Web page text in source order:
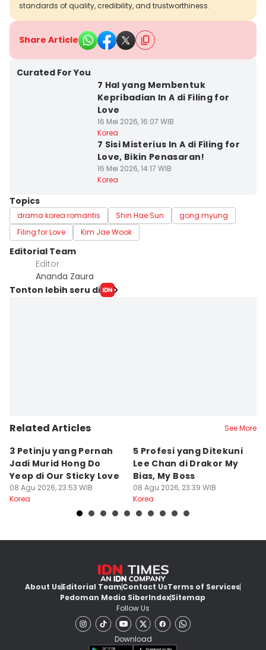
standards of quality, credibility, and trustworthiness.
Share Article
Curated For You
7 Hal yang Membentuk
Kepribadian In A di Filing for
Love
16 Mei 2026, 16:07 WIB
Korea
7 Sisi Misterius In A di Filing for
Love, Bikin Penasaran!
16 Mei 2026, 14:17 WIB
Korea
Topics
drama korea romantis Shin Hae Sun
gong myung
Filing for Love
Kim Jae Wook
Editorial Team
Editor
Ananda Zaura
Tonton lebih seru di
Related Articles See More
3 Petinju yang Pernah
Jadi Murid Hong Do
Yeop di Our Sticky Love
08 Agu 2026, 23:53 WIB
Korea
5 Profesi yang Ditekuni
Lee Chan di Drakor My
Bias, My Boss
08 Agu 2026, 23:39 WIB
Korea
About UsEditorial TeamContact UsTerms of Services
Pedoman Media SiberIndexSitemap
Follow Us
Download